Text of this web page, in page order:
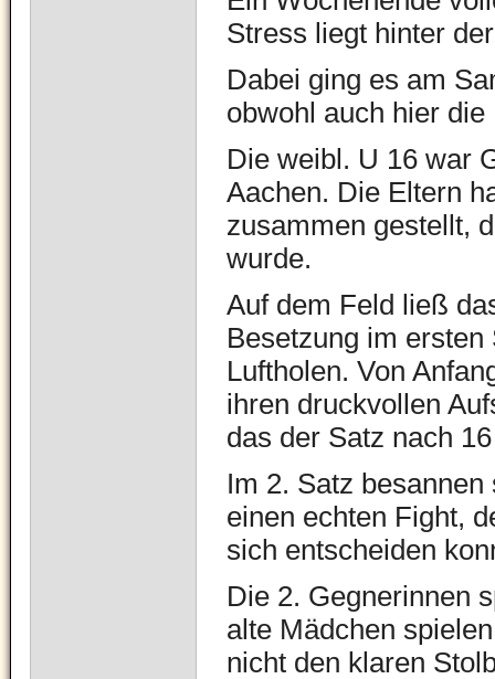
Stress liegt hinter
Dabei ging es am
obwohl auch hier
Die weibl. U 16 war
Aachen. Die Eltern
zusammen gestellt,
wurde.
Auf dem Feld ließ
Besetzung im
Luftholen. Von
ihren druckvollen
das der Satz nach
Im 2. Satz
einen echten Fight,
sich entscheiden
Die 2. Gegnerinnen
alte Mädchen
nicht den klaren